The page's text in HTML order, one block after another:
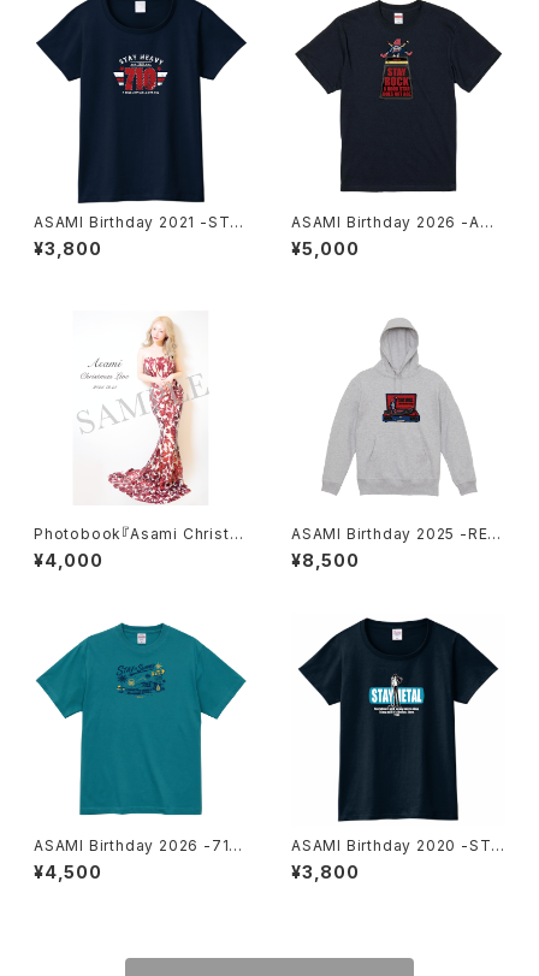
ASAMI Birthday 2021 -STA
Y HEAVY- T-shirt Navy WO
MEN
¥3,800
ASAMI Birthday 2026 -AMP
- T-shirt Navy MEN
¥5,000
Photobook『Asami Christm
as Live 2025』
¥4,000
ASAMI Birthday 2025 -REC
ORD- Hoodie Ash UNISEX
¥8,500
ASAMI Birthday 2026 -710-
T-shirt Hazy Green MEN
¥4,500
ASAMI Birthday 2020 -STA
Y METAL- T-shirt Navy WO
MEN
¥3,800